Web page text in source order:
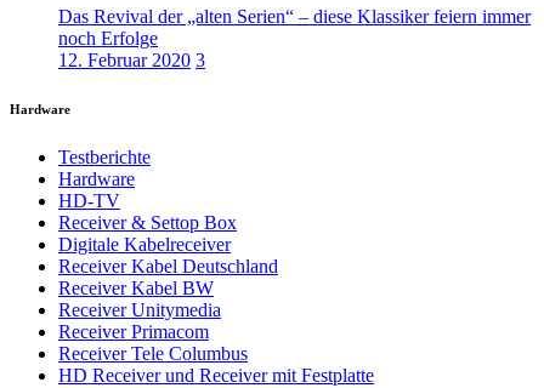
Das Revival der „alten Serien“ – diese Klassiker feiern immer
noch Erfolge
12. Februar 2020 3
Hardware
Testberichte
Hardware
HD-TV
Receiver & Settop Box
Digitale Kabelreceiver
Receiver Kabel Deutschland
Receiver Kabel BW
Receiver Unitymedia
Receiver Primacom
Receiver Tele Columbus
HD Receiver und Receiver mit Festplatte